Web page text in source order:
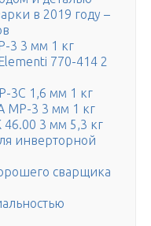
в 2019 году –
3 3 мм 1 кг
770-414 2
3С 1,6 мм 1 кг
МР-3 3 мм 1 кг
46.00 3 мм 5,3 кг
инверторной
сварщика